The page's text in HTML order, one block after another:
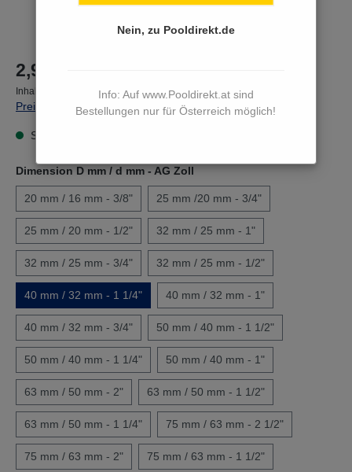
Nein, zu Pooldirekt.de
Info: Auf www.Pooldirekt.at sind
Bestellungen nur für Österreich möglich!
2,90 €*
Inhalt:
Preise inkl. MwSt. zzgl. Versandkosten
Sofort versandfertig, Lieferzeit 3 bis 5 Werktage
Dimension D mm / d mm - AG Zoll
20 mm / 16 mm - 3/8" 25 mm /20 mm - 3/4"
25 mm / 20 mm - 1/2" 32 mm / 25 mm - 1"
32 mm / 25 mm - 3/4" 32 mm / 25 mm - 1/2"
40 mm / 32 mm - 1 1/4" 40 mm / 32 mm - 1"
40 mm / 32 mm - 3/4" 50 mm / 40 mm - 1 1/2"
50 mm / 40 mm - 1 1/4" 50 mm / 40 mm - 1"
63 mm / 50 mm - 2" 63 mm / 50 mm - 1 1/2"
63 mm / 50 mm - 1 1/4" 75 mm / 63 mm - 2 1/2"
75 mm / 63 mm - 2" 75 mm / 63 mm - 1 1/2"